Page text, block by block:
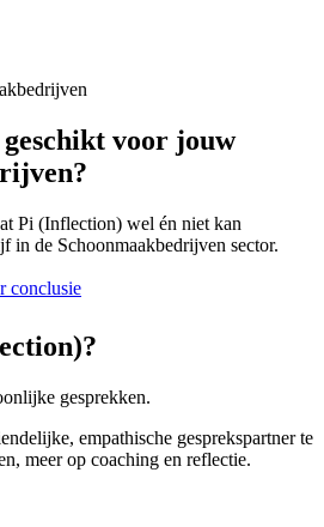
geschikt voor jouw
?
Pi (Inflection) wel én niet kan
in de Schoonmaakbedrijven sector.
conclusie
?
gesprekken.
empathische gesprekspartner te
meer op coaching en reflectie.